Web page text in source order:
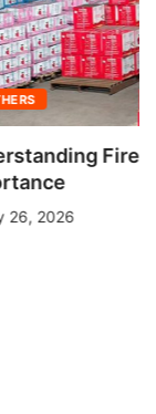
and Their